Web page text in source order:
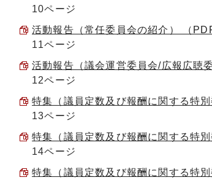
10ページ
活動報告（常任委員会の紹介） （
11ページ
活動報告（議会運営委員会/広報広聴
12ページ
特集（議員定数及び報酬に関する特
13ページ
特集（議員定数及び報酬に関する特
14ページ
特集（議員定数及び報酬に関する特